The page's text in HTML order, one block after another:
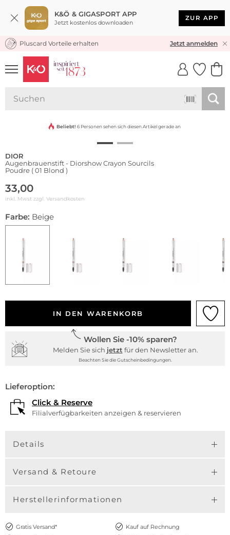
K&Ö & GIGASPORT APP
Jetzt kostenlos downloaden
ZUR APP
KOSTENLOSER VERSAND* & RÜCKVERSAND
Pluscard Vorteile erhalten Jetzt anmelden
UNSERE APP
CLICK &
Beliebt! 6 Personen sehen sich diesen Artikel gerade an
DIOR
Augenbrauenstift - Diorshow Crayon Sourcils
Poudre ( 01 Blond )
33,00
inkl. Mwst zzgl. Versandkosten
Farbe: Beige
IN DEN WARENKORB
Wollen Sie -10% sparen?
Melden Sie sich jetzt für den Newsletter an.
Beachten Sie die Gutscheinbedingungen.
Lieferoption:
Click & Reserve
Filialverfügbarkeiten anzeigen & reservieren
Details
Versand & Retoure
Herstellerinformationen
Gratis Versand*
Kauf auf Rechnung